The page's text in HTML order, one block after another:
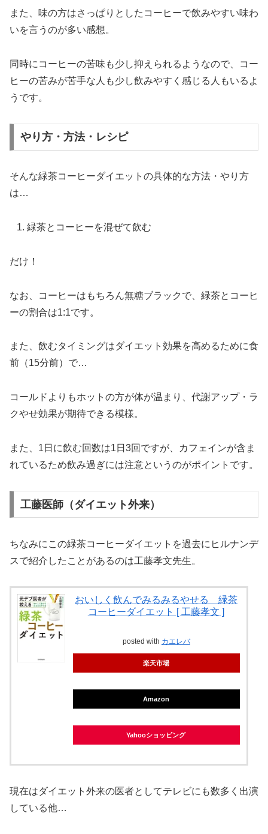
また、味の方はさっぱりとしたコーヒーで飲みやすい味わ
いを言うのが多い感想。
同時にコーヒーの苦味も少し抑えられるようなので、コー
ヒーの苦みが苦手な人も少し飲みやすく感じる人もいるよ
うです。
やり方・方法・レシピ
そんな緑茶コーヒーダイエットの具体的な方法・やり方
は…
緑茶とコーヒーを混ぜて飲む
だけ！
なお、コーヒーはもちろん無糖ブラックで、緑茶とコーヒ
ーの割合は1:1です。
また、飲むタイミングはダイエット効果を高めるために食
前（15分前）で…
コールドよりもホットの方が体が温まり、代謝アップ・ラ
クやせ効果が期待できる模様。
また、1日に飲む回数は1日3回ですが、カフェインが含ま
れているため飲み過ぎには注意というのがポイントです。
工藤医師（ダイエット外来）
ちなみにこの緑茶コーヒーダイエットを過去にヒルナンデ
スで紹介したことがあるのは工藤孝文先生。
おいしく飲んでみるみるやせる 緑茶
コーヒーダイエット [ 工藤孝文 ]
posted with カエレバ
楽天市場
Amazon
Yahooショッピング
現在はダイエット外来の医者としてテレビにも数多く出演
している他…